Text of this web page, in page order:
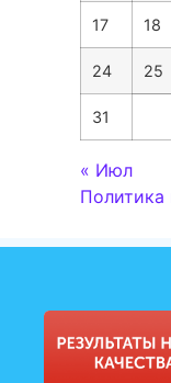
17 18
24 25
31
« Июл
Политика